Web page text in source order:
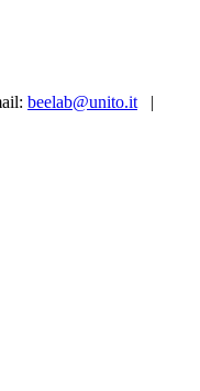
beelab@unito.it |